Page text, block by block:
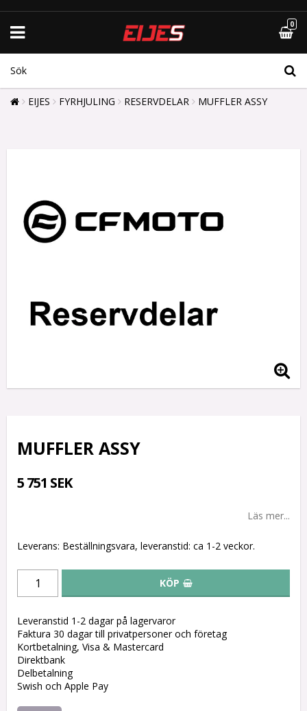
0
EIJES FYRHJULING RESERVDELAR MUFFLER ASSY
MUFFLER ASSY
5 751 SEK
Läs mer...
Leverans: Beställningsvara, leveranstid: ca 1-2 veckor.
KÖP
Leveranstid 1-2 dagar på lagervaror
Faktura 30 dagar till privatpersoner och företag
Kortbetalning, Visa & Mastercard
Direktbank
Delbetalning
Swish och Apple Pay